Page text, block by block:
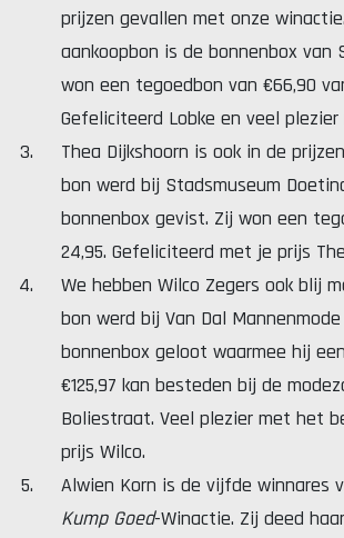
prijzen gevallen met onze
aankoopbon is de bonnenbox van
won een tegoedbon van €66,90
Gefeliciteerd Lobke en veel
Thea Dijkshoorn is ook in de
bon werd bij Stadsmuseum
bonnenbox gevist. Zij won een
24,95. Gefeliciteerd met je prijs
We hebben Wilco Zegers ook blij
bon werd bij Van Dal
bonnenbox geloot waarmee hij
€125,97 kan besteden bij de
Boliestraat. Veel plezier met het
prijs Wilco.
Alwien Korn is de vijfde winnares
Kump Goed-Winactie. Zij deed